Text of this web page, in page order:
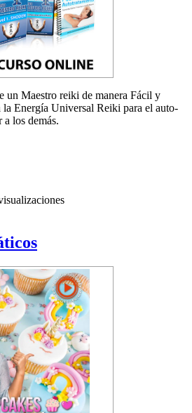
un Maestro reiki de manera Fácil y
Energía Universal Reiki para el auto-
a los demás.